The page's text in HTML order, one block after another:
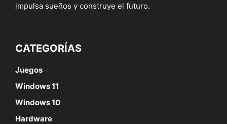
impulsa sueños y construye el futuro.
CATEGORÍAS
Juegos
Windows 11
Windows 10
Hardware